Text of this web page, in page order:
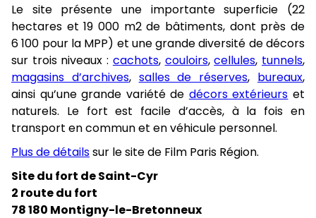
Le site présente une importante superficie (22
hectares et 19 000 m2 de bâtiments, dont près de
6 100 pour la MPP) et une grande diversité de décors
sur trois niveaux : cachots, couloirs,cellules, tunnels,
magasins d’archives, salles de réserves, bureaux,
ainsi qu’une grande variété de décors extérieurs et
naturels. Le fort est facile d’accès, à la fois en
transport en commun et en véhicule personnel.
Plus de détailssur le site de Film Paris Région.
Site du fort de Saint-Cyr
2 route du fort
78 180 Montigny-le-Bretonneux